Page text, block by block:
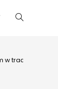
TOGGLE
w tradycji i